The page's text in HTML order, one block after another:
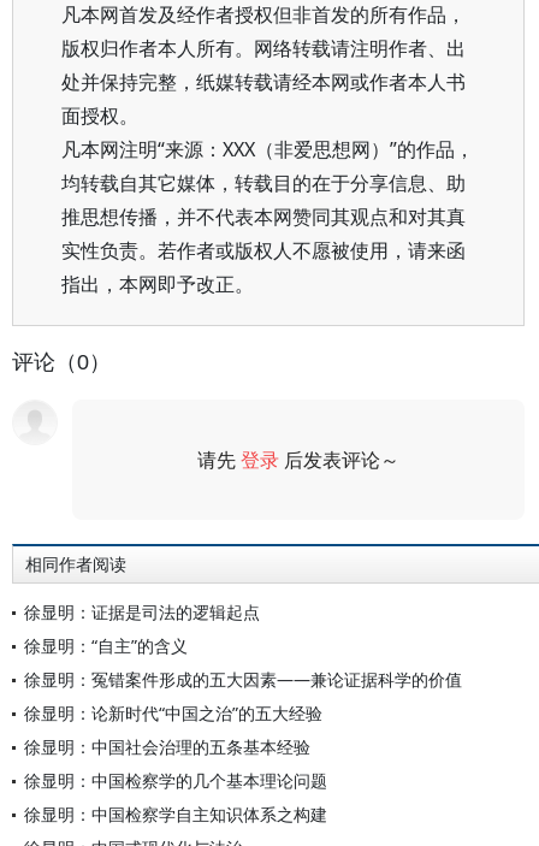
凡本网首发及经作者授权但非首发的所有作品，
版权归作者本人所有。网络转载请注明作者、出
处并保持完整，纸媒转载请经本网或作者本人书
面授权。
凡本网注明“来源：XXX（非爱思想网）”的作品，
均转载自其它媒体，转载目的在于分享信息、助
推思想传播，并不代表本网赞同其观点和对其真
实性负责。若作者或版权人不愿被使用，请来函
指出，本网即予改正。
评论（0）
请先登录 后发表评论～
相同作者阅读
徐显明：证据是司法的逻辑起点
徐显明：“自主”的含义
徐显明：冤错案件形成的五大因素——兼论证据科学的价值
徐显明：论新时代“中国之治”的五大经验
徐显明：中国社会治理的五条基本经验
徐显明：中国检察学的几个基本理论问题
徐显明：中国检察学自主知识体系之构建